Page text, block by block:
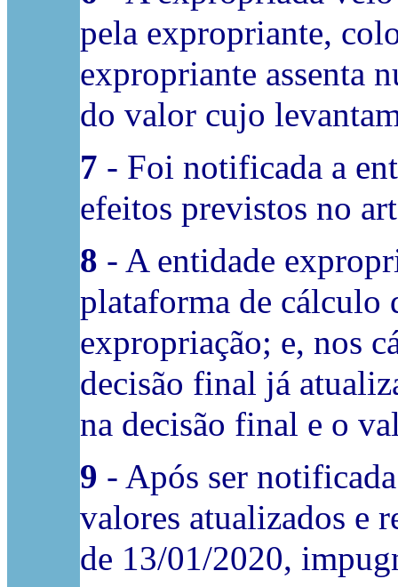
pela expropriante,
expropriante assenta
do valor cujo
7 - Foi notificada a
efeitos previstos no
8 - A entidade
plataforma de cálculo
expropriação; e, nos
decisão final já
na decisão final e o
9 - Após ser
valores atualizados e
de 13/01/2020,